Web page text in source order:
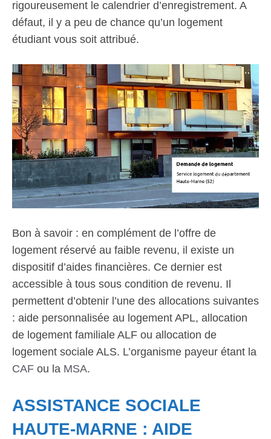
rigoureusement le calendrier d’enregistrement. A
défaut, il y a peu de chance qu’un logement
étudiant vous soit attribué.
Bon à savoir : en complément de l’offre de
logement réservé au faible revenu, il existe un
dispositif d’aides financières. Ce dernier est
accessible à tous sous condition de revenu. Il
permettent d’obtenir l’une des allocations suivantes
: aide personnalisée au logement APL, allocation
de logement familiale ALF ou allocation de
logement sociale ALS. L’organisme payeur étant la
CAF ou la MSA.
ASSISTANCE SOCIALE
HAUTE-MARNE : AIDE